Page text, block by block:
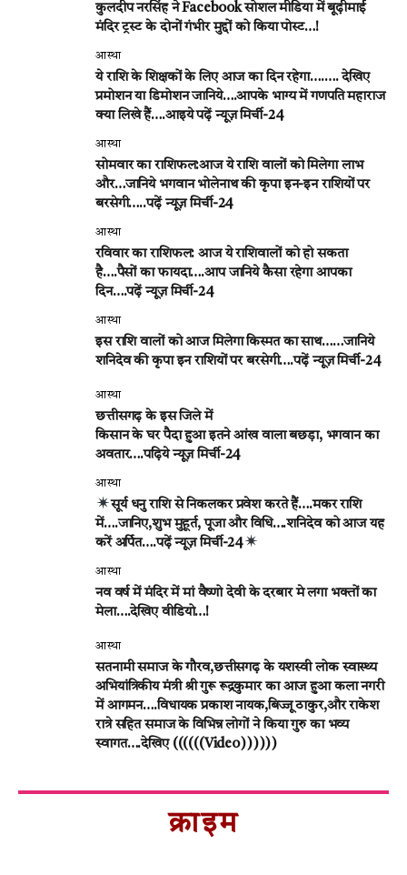
कुलदीप नरसिंह ने Facebook सोशल मीडिया में बूढ़ीमाई
मंदिर ट्रस्ट के दोनों गंभीर मुद्दों को किया पोस्ट…!
आस्था
ये राशि के शिक्षकों के लिए आज का दिन रहेगा….…. देखिए
प्रमोशन या डिमोशन जानिये….आपके भाग्य में गणपति महाराज
क्या लिखे हैं….आइये पढ़ें न्यूज़ मिर्ची-24
आस्था
सोमवार का राशिफल:आज ये राशि वालों को मिलेगा लाभ
और…जानिये भगवान भोलेनाथ की कृपा इन-इन राशियों पर
बरसेगी…..पढ़ें न्यूज़ मिर्ची-24
आस्था
रविवार का राशिफल: आज ये राशिवालों को हो सकता
है….पैसों का फायदा….आप जानिये कैसा रहेगा आपका
दिन….पढ़ें न्यूज़ मिर्ची-24
आस्था
इस राशि वालों को आज मिलेगा किस्मत का साथ……जानिये
शनिदेव की कृपा इन राशियों पर बरसेगी….पढ़ें न्यूज़ मिर्ची-24
आस्था
छत्तीसगढ़ के इस जिले में
किसान के घर पैदा हुआ इतने आंख वाला बछड़ा, भगवान का
अवतार….पढ़िये न्यूज़ मिर्ची-24
आस्था
सूर्य धनु राशि से निकलकर प्रवेश करते हैं….मकर राशि
में….जानिए,शुभ मुहूर्त, पूजा और विधि….शनिदेव को आज यह
करें अर्पित….पढ़ें न्यूज़ मिर्ची-24
आस्था
नव वर्ष में मंदिर में मां वैष्णो देवी के दरबार मे लगा भक्तों का
मेला….देखिए वीडियो…!
आस्था
सतनामी समाज के गौरव,छत्तीसगढ़ के यशस्वी लोक स्वास्थ्य
अभियांत्रिकीय मंत्री श्री गुरू रूद्रकुमार का आज हुआ कला नगरी
में आगमन….विधायक प्रकाश नायक,बिज्जू ठाकुर,और राकेश
रात्रे सहित समाज के विभिन्न लोगों ने किया गुरु का भव्य
स्वागत….देखिए ((((((Video))))))
क्राइम